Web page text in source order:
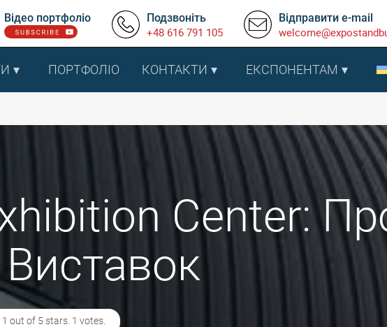
Відео портфоліо Подзвоніть
+48 616 791 105
Відправити e-mail
ПОРТФОЛІО КОНТАКТИ ЕКСПОНЕНТАМ
Center:
1 out of 5 stars. 1 votes.